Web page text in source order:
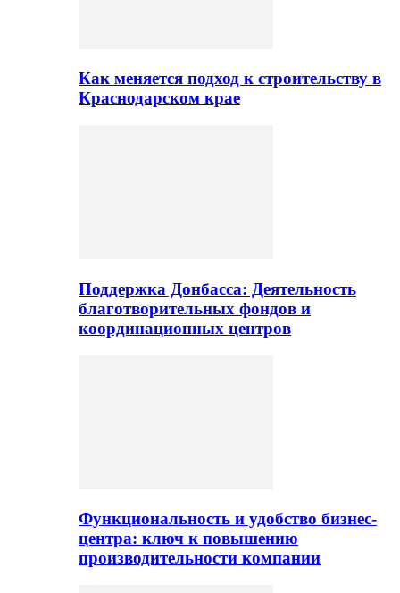
Как меняется подход к строительству в
Краснодарском крае
Поддержка Донбасса: Деятельность
благотворительных фондов и
координационных центров
Функциональность и удобство бизнес-
центра: ключ к повышению
производительности компании